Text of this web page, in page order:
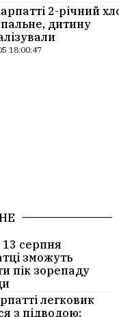
2-річний
дитину
18:00:47
13 серпня
зможуть
пік зорепаду
легковик
з підводою: